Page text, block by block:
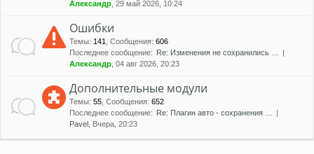
Александр , 29 май 2026, 10:24
Ошибки
Темы: 141 Сообщения: 606
Последнее сообщение: Re: Изменения не сохранились …
Александр , 04 авг 2026, 20:23
Дополнительные модули
Темы: 55 Сообщения: 652
Последнее сообщение: Re: Плагин авто - сохранения …
Pavel , Вчера, 20:23